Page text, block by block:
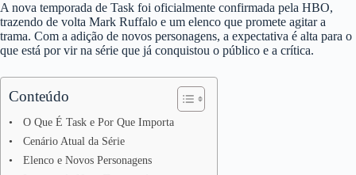
A nova temporada de Task foi oficialmente confirmada pela HBO,
trazendo de volta Mark Ruffalo e um elenco que promete agitar a
trama. Com a adição de novos personagens, a expectativa é alta para o
que está por vir na série que já conquistou o público e a crítica.
Conteúdo
O Que É Task e Por Que Importa
Cenário Atual da Série
Elenco e Novos Personagens